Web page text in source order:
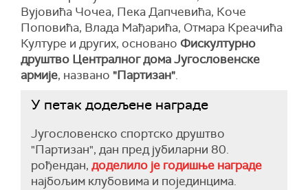
Вујовића Чочеа, Пека Дапчевића, Коче
Поповића, Влада Мађарића, Отмара Креачића
Културе и других, основано Фискултурно
друштво Централног дома Југословенске
армије, названо "Партизан".
У петак додељене награде
Југословенско спортско друштво
"Партизан", дан пред јубиларни 80.
рођендан, доделило је годишње награде
најбољим клубовима и појединцима.